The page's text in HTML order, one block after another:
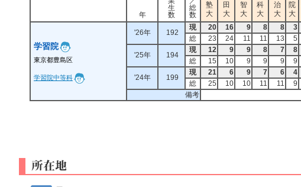
年
生
数
総
数
塾
大
田
大
智
大
科
大
治
大
院
大
学習院
東京都豊島区
学習院中等科
'26年 192
現 20 16 9 8 8 3
総
23 24 11 11 13 5
'25年
194
現 12 9 9 8 7 8
総
15 10 9 9 9 9
'24年
199
現 21 6 9 7 6 4
総
25 10 10 11 11 9
備考